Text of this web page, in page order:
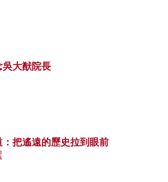
吳大猷院長
：把遙遠的歷史拉到眼前